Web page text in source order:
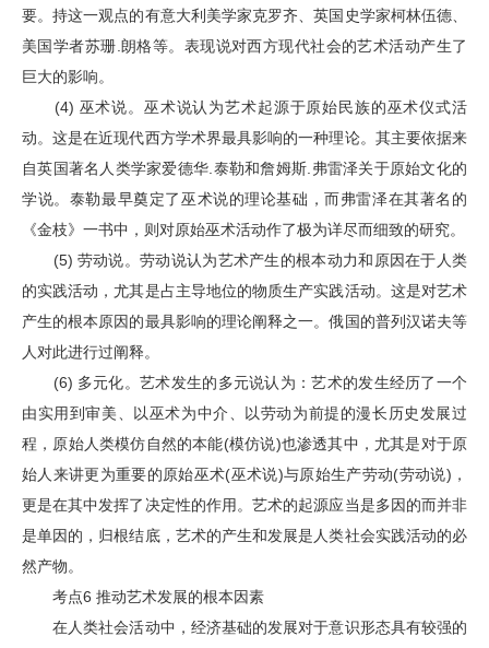
要。持这一观点的有意大利美学家克罗齐、英国史学家柯林伍德、
美国学者苏珊.朗格等。表现说对西方现代社会的艺术活动产生了
巨大的影响。
(4) 巫术说。巫术说认为艺术起源于原始民族的巫术仪式活
动。这是在近现代西方学术界最具影响的一种理论。其主要依据来
自英国著名人类学家爱德华.泰勒和詹姆斯.弗雷泽关于原始文化的
学说。泰勒最早奠定了巫术说的理论基础，而弗雷泽在其著名的
《金枝》一书中，则对原始巫术活动作了极为详尽而细致的研究。
(5) 劳动说。劳动说认为艺术产生的根本动力和原因在于人类
的实践活动，尤其是占主导地位的物质生产实践活动。这是对艺术
产生的根本原因的最具影响的理论阐释之一。俄国的普列汉诺夫等
人对此进行过阐释。
(6) 多元化。艺术发生的多元说认为：艺术的发生经历了一个
由实用到审美、以巫术为中介、以劳动为前提的漫长历史发展过
程，原始人类模仿自然的本能(模仿说)也渗透其中，尤其是对于原
始人来讲更为重要的原始巫术(巫术说)与原始生产劳动(劳动说)，
更是在其中发挥了决定性的作用。艺术的起源应当是多因的而并非
是单因的，归根结底，艺术的产生和发展是人类社会实践活动的必
然产物。
考点6 推动艺术发展的根本因素
在人类社会活动中，经济基础的发展对于意识形态具有较强的